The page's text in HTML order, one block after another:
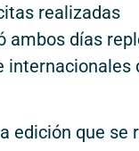
realizadas
ambos días
edición que se